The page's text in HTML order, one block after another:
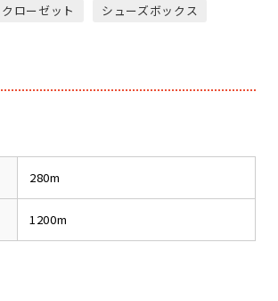
クローゼット シューズボックス
280m
1200m